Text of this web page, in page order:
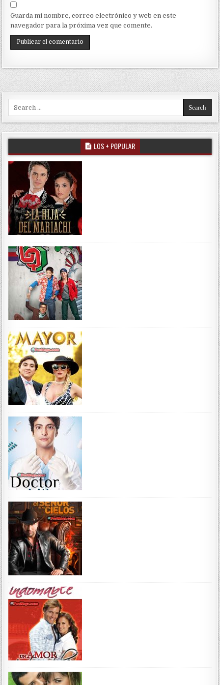
Guarda mi nombre, correo electrónico y web en este
navegador para la próxima vez que comente.
LOS + POPULAR